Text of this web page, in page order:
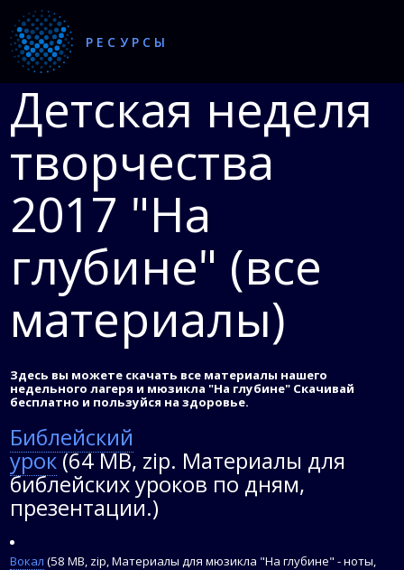
РЕСУРСЫ
Детская неделя
творчества
2017 "На
глубине" (все
материалы)
Здесь вы можете скачать все материалы нашего
недельного лагеря и мюзикла "На глубине" Скачивай
бесплатно и пользуйся на здоровье.
Библейский
урок(64 MB, zip. Материалы для
библейских уроков по дням,
презентации.)
Вокал (58 MB, zip, Материалы для мюзикла "На глубине" - ноты,